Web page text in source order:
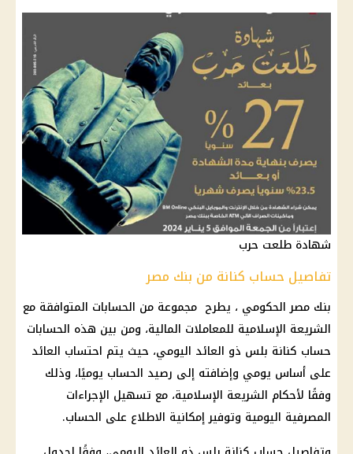
شهادة طلعت حرب
تفاصيل حساب كنانة من بنك مصر
بنك مصر الحكومي ، يطرح مجموعة من الحسابات المتوافقة مع
الشريعة الإسلامية للمعاملات المالية، ومن بين هذه الحسابات
حساب كنانة بلس ذو العائد اليومي، حيث يتم احتساب العائد
على أساس يومي وإضافته إلى رصيد الحساب يوميًا، وذلك
وفقًا لأحكام الشريعة الإسلامية، مع تسهيل الإجراءات
المصرفية اليومية وتوفير إمكانية الاطلاع على الحساب.